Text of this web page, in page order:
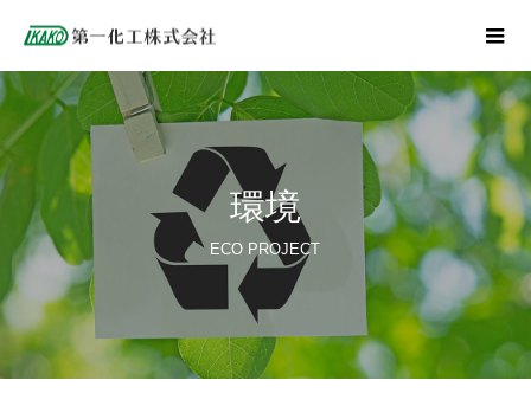
環境
ECO PROJECT